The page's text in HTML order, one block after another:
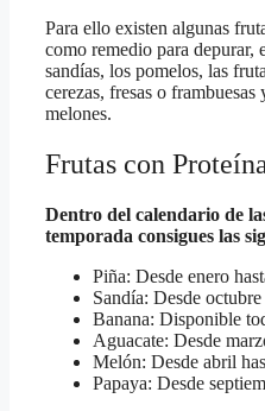
Para ello existen algunas
como remedio para depurar,
sandías, los pomelos, las
cerezas, fresas o
melones.
Frutas con
Dentro del calendario de
temporada consigues las
Piña: Desde enero
Sandía: Desde
Banana: Disponible
Aguacate: Desde
Melón: Desde abril
Papaya: Desde